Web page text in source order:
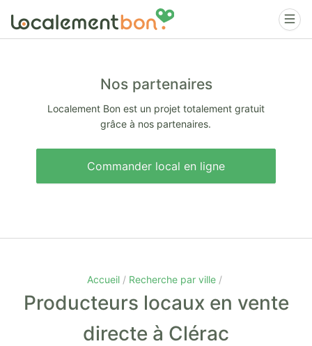
Nos partenaires
Localement Bon est un projet totalement gratuit
grâce à nos partenaires.
Commander local en ligne
Accueil Recherche par ville
Producteurs locaux en vente
directe à Clérac